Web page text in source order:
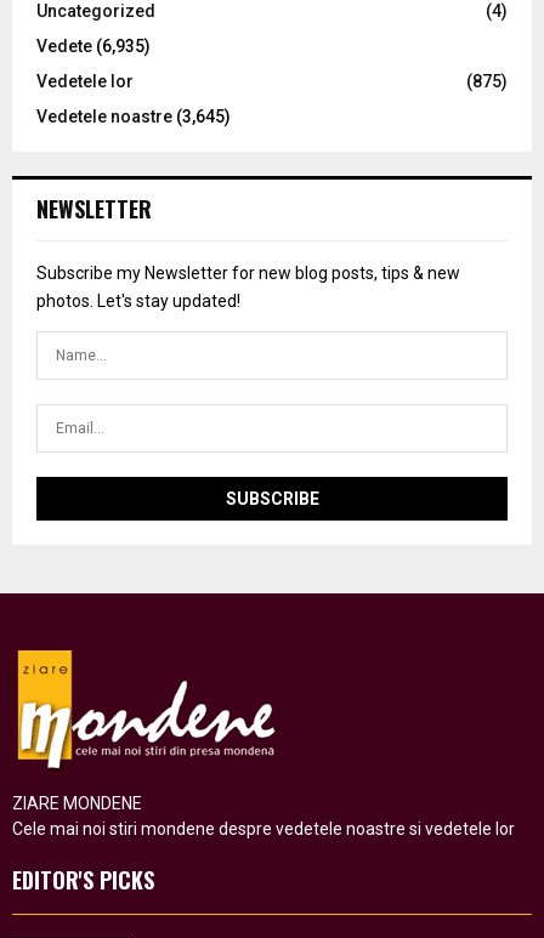
Uncategorized
(4)
Vedete (6,935)
Vedetele lor
(875)
Vedetele noastre (3,645)
NEWSLETTER
Subscribe my Newsletter for new blog posts, tips & new
photos. Let's stay updated!
ZIARE MONDENE
Cele mai noi stiri mondene despre vedetele noastre si vedetele lor
EDITOR'S PICKS